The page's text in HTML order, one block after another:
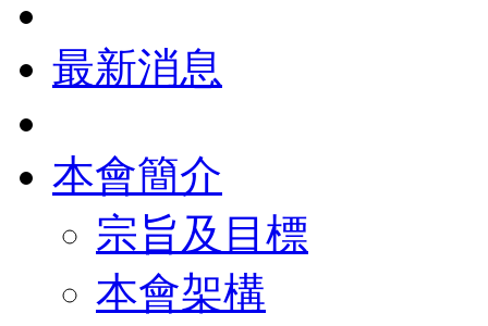
最新消息
本會簡介
宗旨及目標
本會架構